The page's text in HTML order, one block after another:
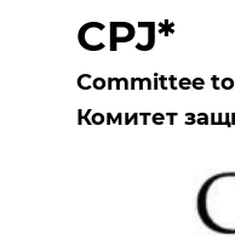
CPJ*
Committee
Комитет